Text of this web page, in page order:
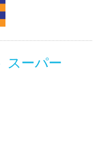
スーパー